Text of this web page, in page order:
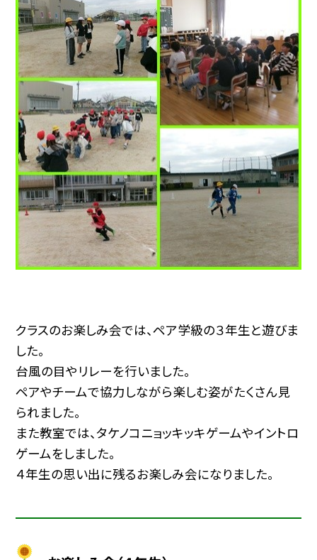
クラスのお楽しみ会では、ペア学級の３年生と遊びま
した。
台風の目やリレーを行いました。
ペアやチームで協力しながら楽しむ姿がたくさん見
られました。
また教室では、タケノコニョッキッキゲームやイントロ
ゲームをしました。
４年生の思い出に残るお楽しみ会になりました。